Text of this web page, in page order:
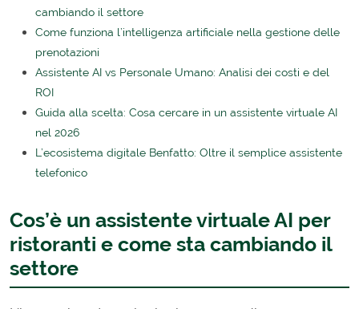
cambiando il settore
Come funziona l’intelligenza artificiale nella gestione delle
prenotazioni
Assistente AI vs Personale Umano: Analisi dei costi e del
ROI
Guida alla scelta: Cosa cercare in un assistente virtuale AI
nel 2026
L’ecosistema digitale Benfatto: Oltre il semplice assistente
telefonico
Cos’è un assistente virtuale AI per
ristoranti e come sta cambiando il
settore